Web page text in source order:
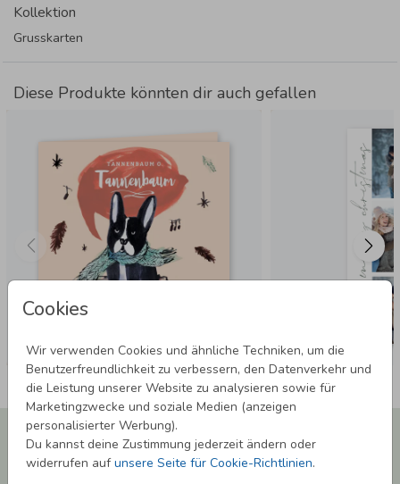
Cookies
Wir verwenden Cookies und ähnliche Techniken, um die
Benutzerfreundlichkeit zu verbessern, den Datenverkehr und
die Leistung unserer Website zu analysieren sowie für
Marketingzwecke und soziale Medien (anzeigen
personalisierter Werbung).
Du kannst deine Zustimmung jederzeit ändern oder
widerrufen aufunsere Seite für Cookie-Richtlinien.
Kollektion
Grusskarten
Diese Produkte könnten dir auch gefallen
Newsletter abonnieren und 5,00 € Rabatt**
sichern!